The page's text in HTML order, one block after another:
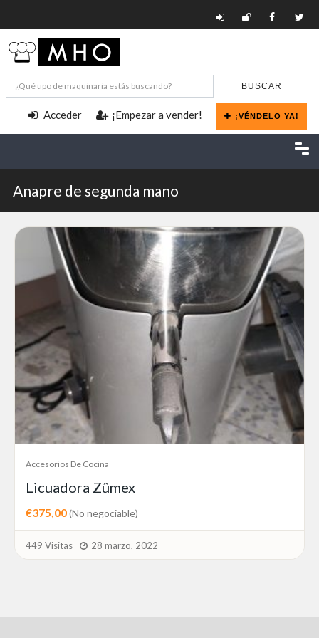
BUSCAR
Acceder ¡Empezar a vender! ¡VÉNDELO YA!
Anapre de segunda mano
Accesorios De Cocina
Licuadora Zûmex
€375,00(No negociable)
449 Visitas 28 marzo, 2022